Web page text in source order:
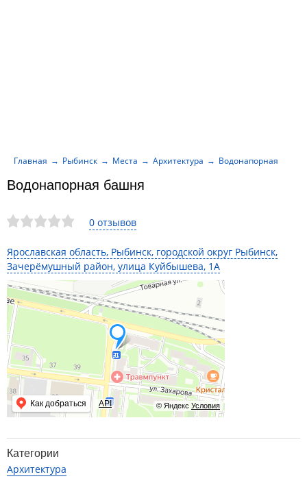
0 отзывов
Ярославская область, Рыбинск, городской округ Рыбинск,
Зачерёмушный район, улица Куйбышева, 1А
© Яндекс Условия
Как добраться API
Водонапорная башня
Главная Рыбинск Места Архитектура Водонапорная башня
Категории
Архитектура